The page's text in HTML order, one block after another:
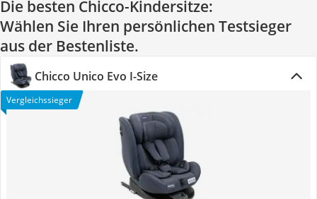
Die besten Chicco-Kindersitze:
Wählen Sie Ihren persönlichen Testsieger
aus der Bestenliste.
Chicco Unico Evo I-Size
Vergleichssieger